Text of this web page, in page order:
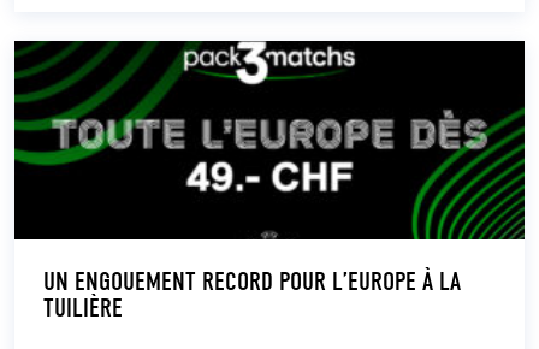
UN ENGOUEMENT RECORD POUR L’EUROPE À LA
TUILIÈRE